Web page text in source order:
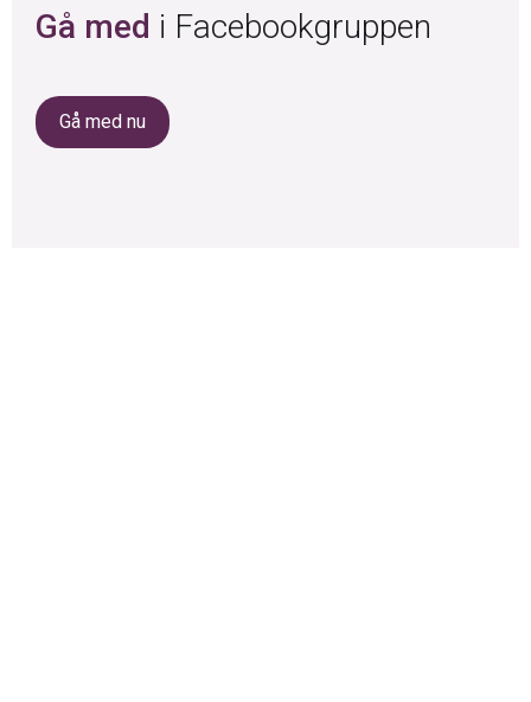
Gå med i Facebookgruppen
Gå med nu